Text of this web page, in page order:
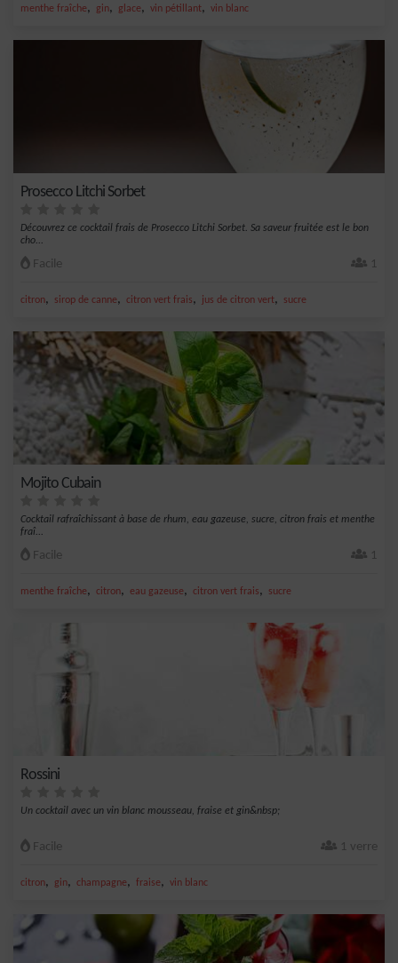
menthe fraîche, gin, glace, vin pétillant, vin blanc
Prosecco Litchi Sorbet
Découvrez ce cocktail frais de Prosecco Litchi Sorbet. Sa saveur fruitée est le bon
cho...
Facile 1
citron, sirop de canne, citron vert frais, jus de citron vert, sucre
Mojito Cubain
Cocktail rafraîchissant à base de rhum, eau gazeuse, sucre, citron frais et menthe
fraî...
Facile 1
menthe fraîche, citron, eau gazeuse, citron vert frais, sucre
Rossini
Un cocktail avec un vin blanc mousseau, fraise et gin&nbsp;
Facile 1 verre
citron, gin, champagne, fraise, vin blanc